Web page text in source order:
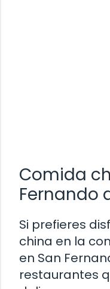
Comida
Fernando
Si prefieres
china en la
en San
restaurantes